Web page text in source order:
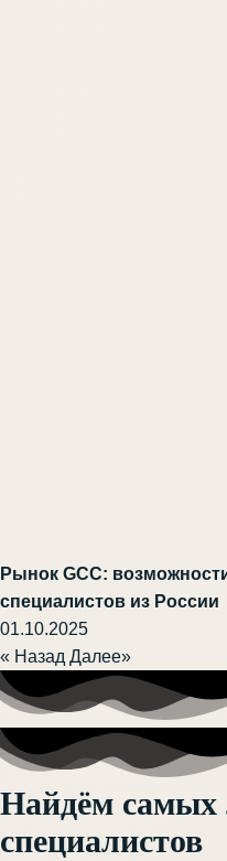
Рынок GCC:
специалистов из России
01.10.2025
« Назад Далее»
Найдём
специалистов